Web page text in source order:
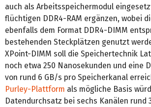
auch als Arbeitsspeichermodul
flüchtigen DDR4-RAM ergänzen, wobei
ebenfalls dem Format DDR4-DIMM
bestehenden Steckplätzen genutzt
XPoint-DIMM soll die Speichertechnik
noch etwa 250 Nanosekunden und eine
von rund 6 GB/s pro Speicherkanal
Purley-Plattform als mögliche Basis
Datendurchsatz bei sechs Kanälen rund